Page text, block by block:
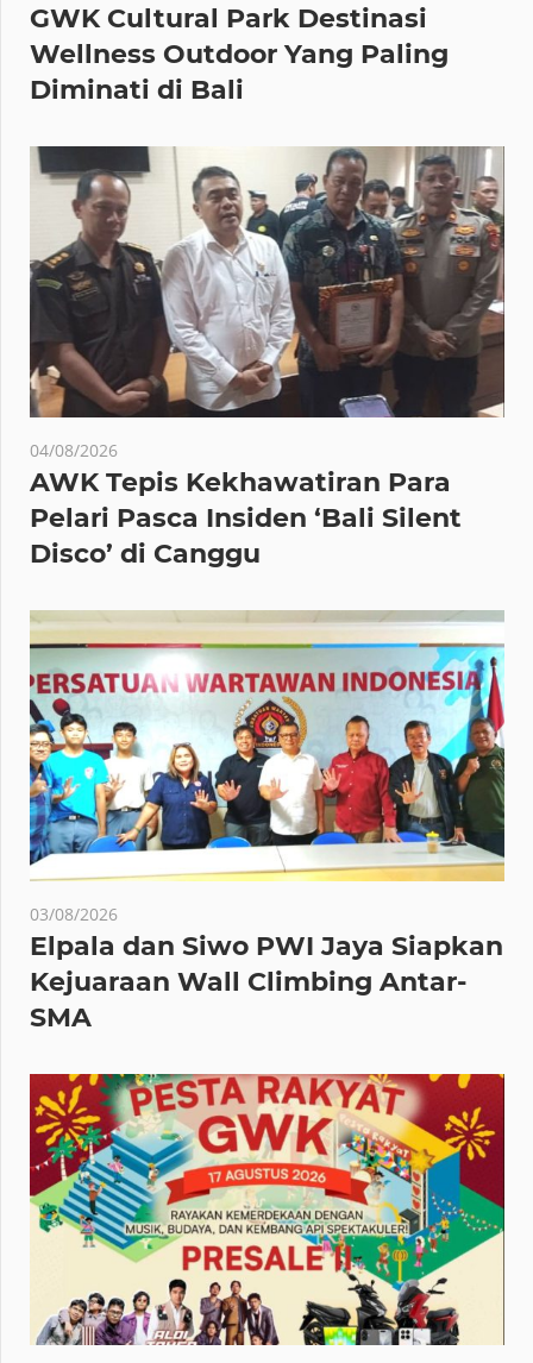
GWK Cultural Park Destinasi
Wellness Outdoor Yang Paling
Diminati di Bali
04/08/2026
AWK Tepis Kekhawatiran Para
Pelari Pasca Insiden ‘Bali Silent
Disco’ di Canggu
03/08/2026
Elpala dan Siwo PWI Jaya Siapkan
Kejuaraan Wall Climbing Antar-
SMA